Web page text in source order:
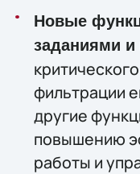
Новые
заданиями и
фильтрации
другие
повышению
работы и